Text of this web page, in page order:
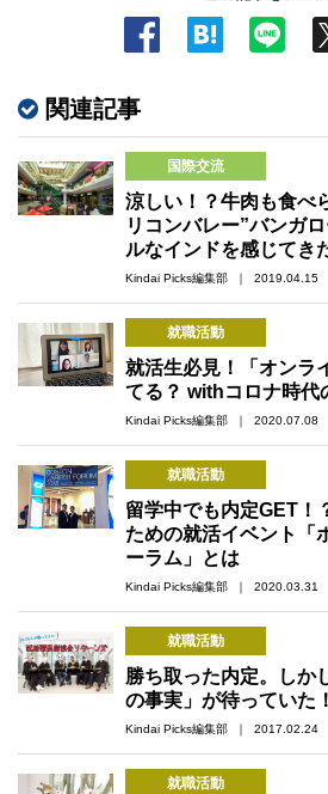
関連記事
国際交流
涼しい！？牛肉も食べ
リコンバレー”バンガ
ルなインドを感じてき
Kindai Picks編集部 ｜ 2019.04.15
就職活動
就活生必見！「オンラ
てる？ withコロナ時代
Kindai Picks編集部 ｜ 2020.07.08
就職活動
留学中でも内定GET！
ための就活イベント「
ーラム」とは
Kindai Picks編集部 ｜ 2020.03.31
就職活動
勝ち取った内定。しか
の事実」が待っていた！
Kindai Picks編集部 ｜ 2017.02.24
就職活動